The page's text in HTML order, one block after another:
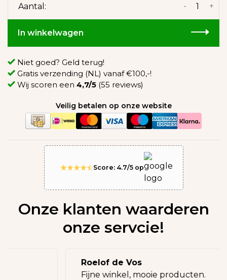
Aantal: +
-
In winkelwagen
Niet goed? Geld terug!
Gratis verzending (NL) vanaf €100,-!
Wij scoren een 4,7/5 (55 reviews)
Veilig betalen op onze website
Score: 4.7/5 op
Onze klanten waarderen
onze servcie!
Roelof de Vos
Fijne winkel, mooie producten.